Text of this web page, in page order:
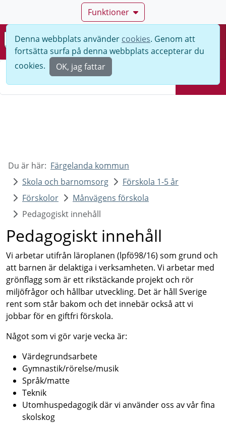
Funktioner
Meny
Denna webbplats använder cookies. Genom att
fortsätta surfa på denna webbplats accepterar du
cookies.
OK, jag fattar
Du är här: Färgelanda kommun
Skola och barnomsorg
Förskola 1-5 år
Förskolor
Månvägens förskola
Pedagogiskt innehåll
Pedagogiskt innehåll
Vi arbetar utifrån läroplanen (lpfö98/16) som grund och
att barnen är delaktiga i verksamheten. Vi arbetar med
grönflagg som är ett rikstäckande projekt och rör
miljöfrågor och hållbar utveckling. Det är håll Sverige
rent som står bakom och det innebär också att vi
jobbar för en giftfri förskola.
Något som vi gör varje vecka är:
Värdegrundsarbete
Gymnastik/rörelse/musik
Språk/matte
Teknik
Utomhuspedagogik där vi använder oss av vår fina
skolskog